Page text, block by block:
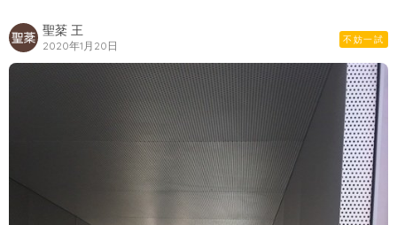
聖棻 王
2020年1月20日 不妨一試